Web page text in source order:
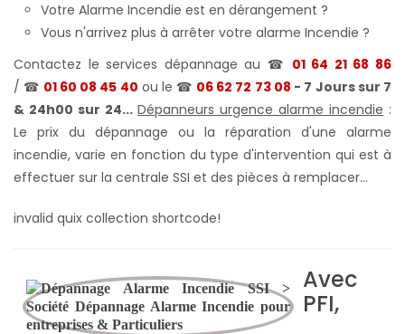
Votre Alarme Incendie est en dérangement ?
Vous n'arrivez plus à arrêter votre alarme Incendie ?
Contactez le services dépannage au ☎ 01 64 21 68 86
/ ☎ 01 60 08 45 40 ou le ☎ 06 62 72 73 08 - 7 Jours sur 7
& 24h00 sur 24... Dépanneurs urgence alarme incendie :
Le prix du dépannage ou la réparation d'une alarme
incendie, varie en fonction du type d'intervention qui est à
effectuer sur la centrale SSI et des pièces à remplacer...
invalid quix collection shortcode!
Avec
PFI,